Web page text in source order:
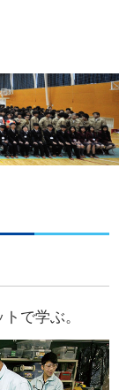
で学ぶ。